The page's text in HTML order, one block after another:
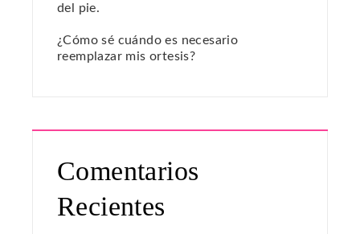
del pie.
¿Cómo sé cuándo es necesario
reemplazar mis ortesis?
Comentarios
Recientes